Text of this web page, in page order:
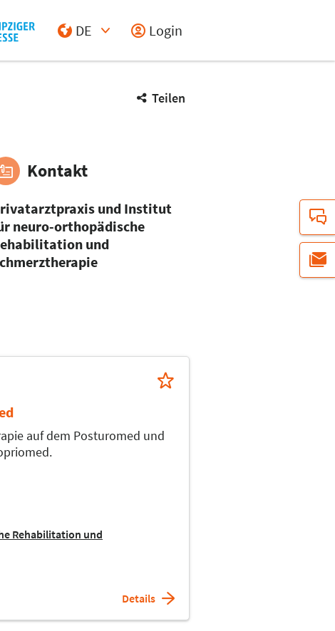
DE
Login
Teilen
Kontakt
und Institut
neuro-orthopädische
und
auf dem Posturomed und
Rehabilitation und
Details